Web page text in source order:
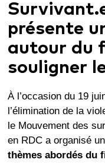
présente
autour du
souligner
À l’occasion du 19
l’élimination de la
le Mouvement des
en RDC a organisé un
thèmes abordés du